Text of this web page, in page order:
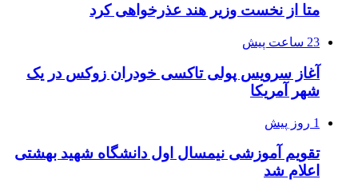
متا از نخست وزیر هند عذرخواهی کرد
23 ساعت پیش
آغاز سرویس پولی تاکسی خودران زوکس در یک
شهر آمریکا
1 روز پیش
تقویم آموزشی نیمسال اول دانشگاه شهید بهشتی
اعلام شد